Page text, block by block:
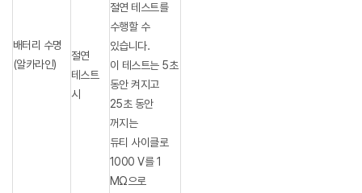
배터리 수명
(알카라인)
절연
테스트
시
절연 테스트를
수행할 수
있습니다.
이 테스트는 5초
동안 켜지고
25초 동안
꺼지는
듀티 사이클로
1000 V를 1
MΩ으로